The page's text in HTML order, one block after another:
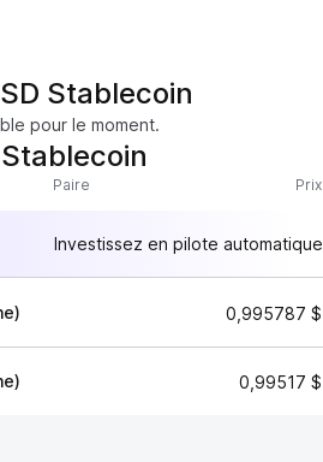
Stablecoin
pour le moment.
Paire Prix
Investissez en pilote automatique
0,995787 $
0,99517 $